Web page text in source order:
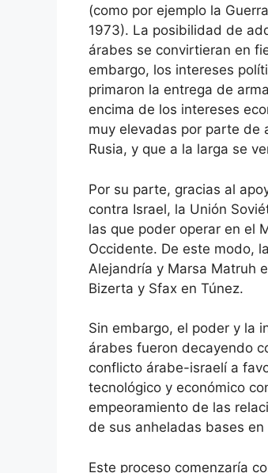
(como por ejemplo la
1973). La posibilidad de
árabes se convirtieran en
embargo, los intereses
primaron la entrega de
encima de los intereses
muy elevadas por parte de
Rusia, y que a la larga se
Por su parte, gracias al
contra Israel, la Unión
las que poder operar en el
Occidente. De este modo,
Alejandría y Marsa Matruh
Bizerta y Sfax en Túnez.
Sin embargo, el poder y la
árabes fueron decayendo
conflicto árabe-israelí a
tecnológico y económico
empeoramiento de las
de sus anheladas bases
Este proceso comenzaría